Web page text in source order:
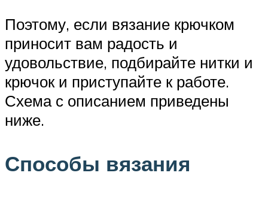
Поэтому, если вязание крючком
приносит вам радость и
удовольствие, подбирайте нитки и
крючок и приступайте к работе.
Схема с описанием приведены
ниже.
Способы вязания